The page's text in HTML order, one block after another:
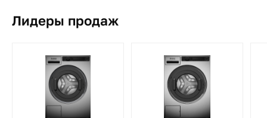
Лидеры продаж